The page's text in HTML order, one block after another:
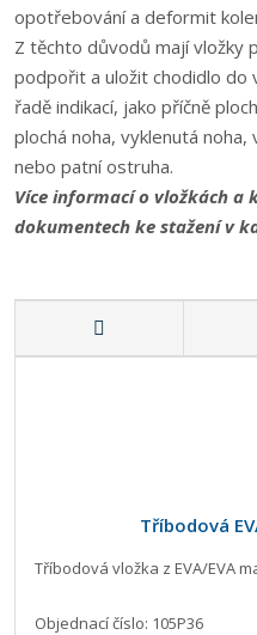
opotřebování a deformit
Z těchto důvodů mají vložky
podpořit a uložit chodidlo do
řadě indikací, jako příčně
plochá noha, vyklenutá
nebo patní ostruha.
Více informací o vložkách a
dokumentech ke stažení v
Tříbodová
Tříbodová vložka z EVA/EVA
Objednací číslo: 105P36